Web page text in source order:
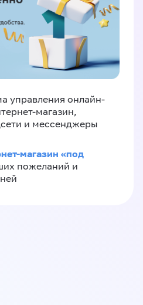
управления онлайн-
магазин,
и мессенджеры
магазин «‎под
пожеланий и